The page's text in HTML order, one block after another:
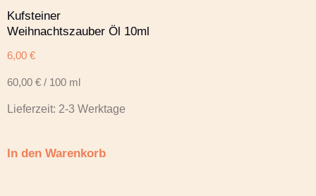
Kufsteiner
Weihnachtszauber Öl 10ml
6,00 €
60,00 € / 100 ml
Lieferzeit: 2-3 Werktage
In den Warenkorb